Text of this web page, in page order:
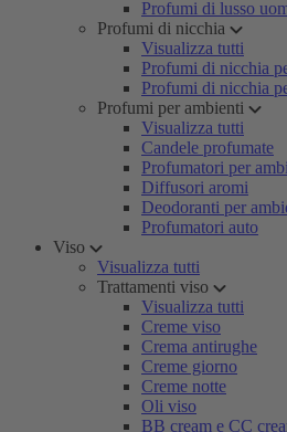
Profumi di lusso
Profumi di nicchia
Visualizza tutti
Profumi di nicchia
Profumi di nicchia
Profumi per ambienti
Visualizza tutti
Candele profumate
Profumatori per
Diffusori aromi
Deodoranti per
Profumatori auto
Viso
Visualizza tutti
Trattamenti viso
Visualizza tutti
Creme viso
Crema antirughe
Creme giorno
Creme notte
Oli viso
BB cream e CC